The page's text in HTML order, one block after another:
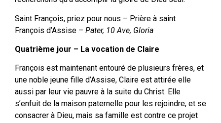
Saint François, priez pour nous – Prière à saint
François d’Assise – Pater, 10 Ave, Gloria
Quatrième jour – La vocation de Claire
François est maintenant entouré de plusieurs frères, et
une noble jeune fille d’Assise, Claire est attirée elle
aussi par leur vie pauvre à la suite du Christ. Elle
s’enfuit de la maison paternelle pour les rejoindre, et se
consacrer à Dieu, mais sa famille est contre ce projet